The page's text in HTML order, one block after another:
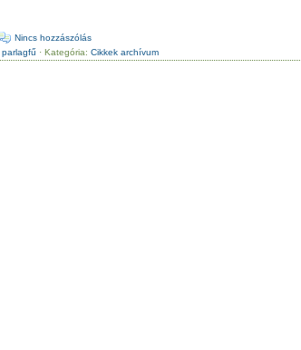
Nincs hozzászólás
,parlagfű · Kategória:Cikkek archívum